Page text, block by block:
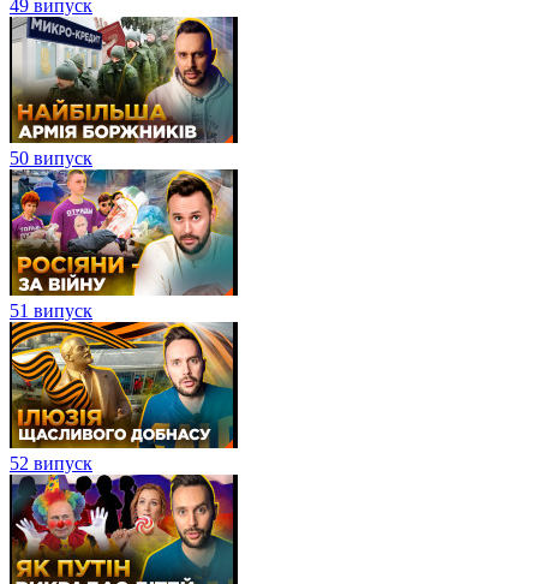
49 випуск
50 випуск
51 випуск
52 випуск